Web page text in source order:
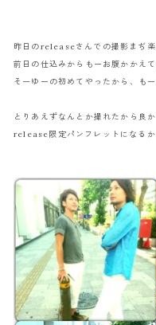
昨日のreleaseさんでの撮影まぢ楽
前日の仕込みからもーお腹かかえ
そーゆーの初めてやったから、も
とりあえずなんとか撮れたから良
release限定パンフレットになる